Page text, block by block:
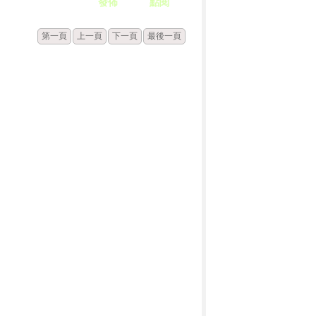
第一頁 上一頁 下一頁 最後一頁